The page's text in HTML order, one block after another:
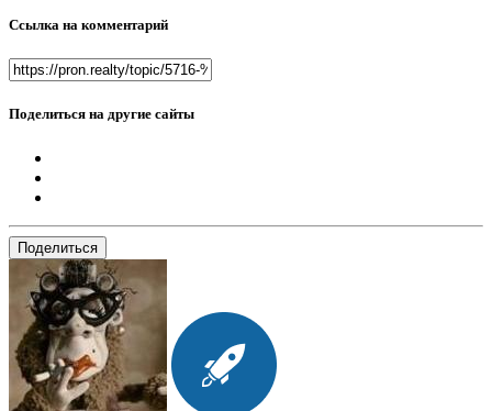
Ссылка на комментарий
Поделиться на другие сайты
Поделиться